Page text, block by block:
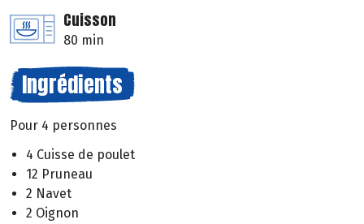
Cuisson
80 min
Ingrédients
Pour 4 personnes
4 Cuisse de poulet
12 Pruneau
2 Navet
2 Oignon